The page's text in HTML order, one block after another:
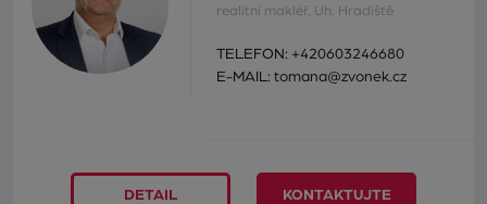
realitní makléř, Uh. Hradiště
TELEFON: +420603246680
E-MAIL: tomana@zvonek.cz
DETAIL
KONTAKTUJTE